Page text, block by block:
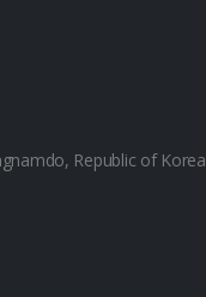
Republic of Korea